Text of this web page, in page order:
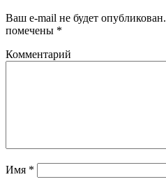
Ваш e-mail не будет опубликован.
помечены *
Комментарий
Имя *